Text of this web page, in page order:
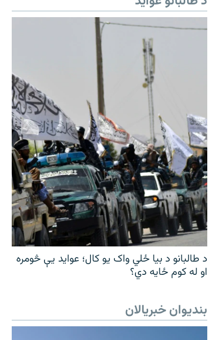
د طالبانو د بیا ځلي واک یو کال؛ عواید یې څومره
او له کوم ځایه دي؟
بندیوان خبریالان